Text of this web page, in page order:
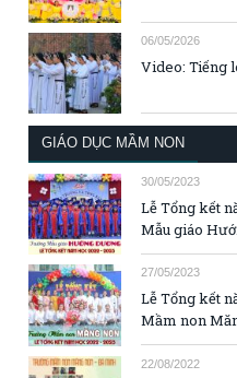
06/05/2026
Video: Tiếng
GIÁO DỤC MẦM NON
30/05/2023
Lễ Tổng kết
Mẫu giáo
27/05/2023
Lễ Tổng kết
Mầm non
22/08/2022